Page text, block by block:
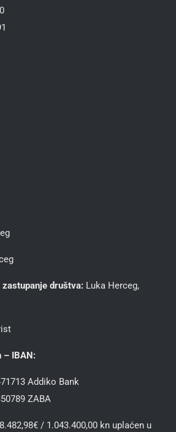
društva: Luka Herceg,
– IBAN:
Addiko Bank
ZABA
/ 1.043.400,00 kn uplaćen u